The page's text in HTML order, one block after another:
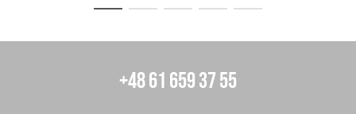
+48 61 659 37 55